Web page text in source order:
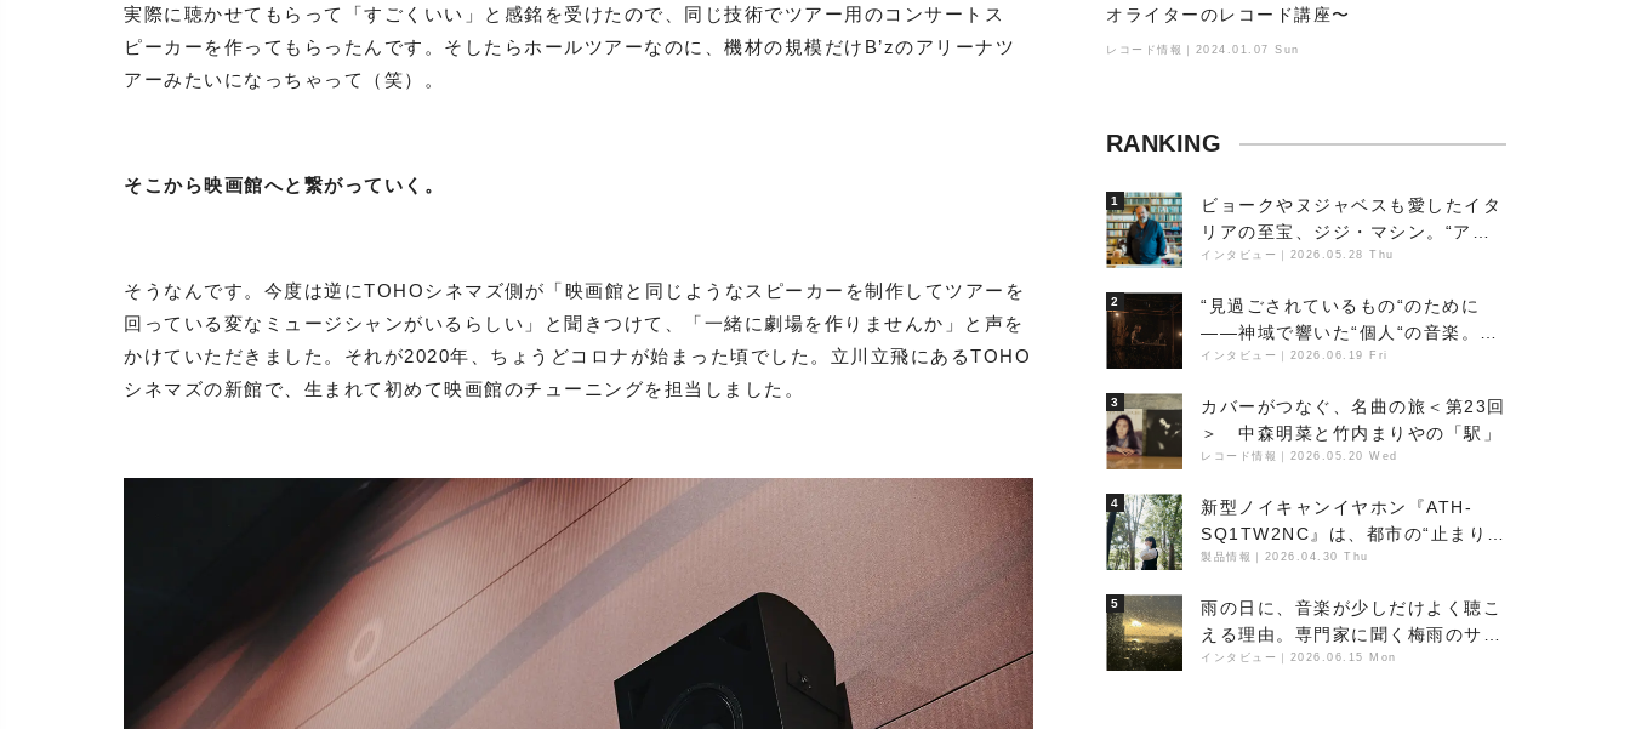
実際に聴かせてもらって「すごくいい」と感銘を受けたので、同じ技術でツアー用のコンサートス
ピーカーを作ってもらったんです。そしたらホールツアーなのに、機材の規模だけB’zのアリーナツ
アーみたいになっちゃって（笑）。
そこから映画館へと繋がっていく。
そうなんです。今度は逆にTOHOシネマズ側が「映画館と同じようなスピーカーを制作してツアーを
回っている変なミュージシャンがいるらしい」と聞きつけて、「一緒に劇場を作りませんか」と声を
かけていただきました。それが2020年、ちょうどコロナが始まった頃でした。立川立飛にあるTOHO
シネマズの新館で、生まれて初めて映画館のチューニングを担当しました。
オライターのレコード講座〜
レコード情報｜2024.01.07 Sun
RANKING
1
ビョークやヌジャベスも愛したイタ
リアの至宝、ジジ・マシン。“アン
ビエントの巨匠”が明かす創作の原
景
インタビュー 2026.05.28 Thu
2
“見過ごされているもの“のために
――神域で響いた“個人“の音楽。冥
丁の『赤城 夜神楽』をレポート
インタビュー 2026.06.19 Fri
3
カバーがつなぐ、名曲の旅＜第23回
＞ 中森明菜と竹内まりやの「駅」
レコード情報 2026.05.20 Wed
4
新型ノイキャンイヤホン『ATH-
SQ1TW2NC』は、都市の“止まり
木”になり得るーシンガーソングラ
製品情報 2026.04.30 Thu
5
雨の日に、音楽が少しだけよく聴こ
える理由。専門家に聞く梅雨のサウ
ンドスケープ
インタビュー 2026.06.15 Mon